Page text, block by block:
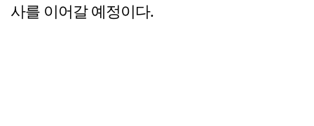
사를 이어갈 예정이다.